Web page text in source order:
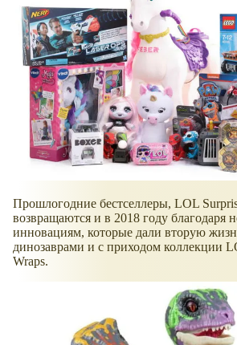
Прошлогодние бестселлеры, LOL
возвращаются и в 2018 году благодаря
инновациям, которые дали вторую
динозаврами и с приходом коллекции
Wraps.